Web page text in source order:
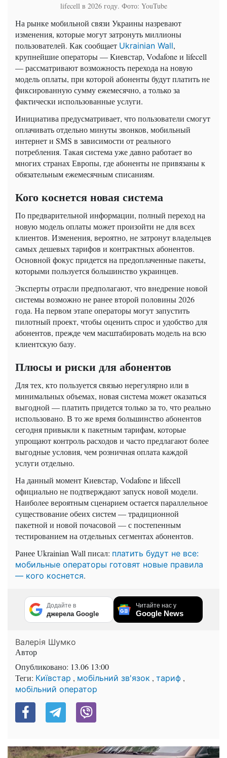
lifecell в 2026 году. Фото: YouTube
На рынке мобильной связи Украины назревают
изменения, которые могут затронуть миллионы
пользователей. Как сообщает Ukrainian Wall,
крупнейшие операторы — Киевстар, Vodafone и lifecell
— рассматривают возможность перехода на новую
модель оплаты, при которой абоненты будут платить не
фиксированную сумму ежемесячно, а только за
фактически использованные услуги.
Инициатива предусматривает, что пользователи смогут
оплачивать отдельно минуты звонков, мобильный
интернет и SMS в зависимости от реального
потребления. Такая система уже давно работает во
многих странах Европы, где абоненты не привязаны к
обязательным ежемесячным списаниям.
Кого коснется новая система
По предварительной информации, полный переход на
новую модель оплаты может произойти не для всех
клиентов. Изменения, вероятно, не затронут владельцев
самых дешевых тарифов и контрактных абонентов.
Основной фокус придется на предоплаченные пакеты,
которыми пользуется большинство украинцев.
Эксперты отрасли предполагают, что внедрение новой
системы возможно не ранее второй половины 2026
года. На первом этапе операторы могут запустить
пилотный проект, чтобы оценить спрос и удобство для
абонентов, прежде чем масштабировать модель на всю
клиентскую базу.
Плюсы и риски для абонентов
Для тех, кто пользуется связью нерегулярно или в
минимальных объемах, новая система может оказаться
выгодной — платить придется только за то, что реально
использовано. В то же время большинство абонентов
сегодня привыкли к пакетным тарифам, которые
упрощают контроль расходов и часто предлагают более
выгодные условия, чем розничная оплата каждой
услуги отдельно.
На данный момент Киевстар, Vodafone и lifecell
официально не подтверждают запуск новой модели.
Наиболее вероятным сценарием остается параллельное
существование обеих систем — традиционной
пакетной и новой почасовой — с постепенным
тестированием на отдельных сегментах абонентов.
Ранее Ukrainian Wall писал: платить будут не все:
мобильные операторы готовят новые правила
— кого коснется.
Додайте в
джерела Google
Читайте нас у
Google News
Валерія Шумко
Автор
Опубликовано: 13.06 13:00
Теги: Київстар , мобільний зв'язок , тариф ,
мобільний оператор